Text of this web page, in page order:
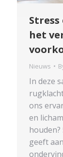
het
Nieuws
In deze
ons
en
geeft